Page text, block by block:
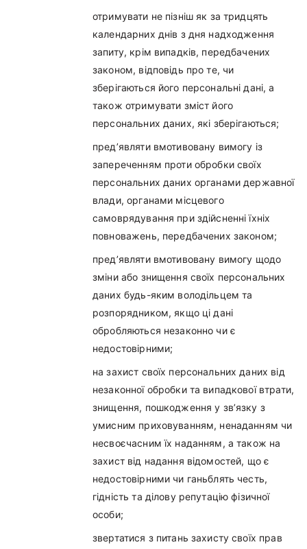
отримувати не пізніш як за тридцять
календарних днів з дня надходження
запиту, крім випадків, передбачених
законом, відповідь про те, чи
зберігаються його персональні дані, а
також отримувати зміст його
персональних даних, які зберігаються;
пред’являти вмотивовану вимогу із
запереченням проти обробки своїх
персональних даних органами державної
влади, органами місцевого
самоврядування при здійсненні їхніх
повноважень, передбачених законом;
пред’являти вмотивовану вимогу щодо
зміни або знищення своїх персональних
даних будь-яким володільцем та
розпорядником, якщо ці дані
обробляються незаконно чи є
недостовірними;
на захист своїх персональних даних від
незаконної обробки та випадкової втрати,
знищення, пошкодження у зв’язку з
умисним приховуванням, ненаданням чи
несвоєчасним їх наданням, а також на
захист від надання відомостей, що є
недостовірними чи ганьблять честь,
гідність та ділову репутацію фізичної
особи;
звертатися з питань захисту своїх прав